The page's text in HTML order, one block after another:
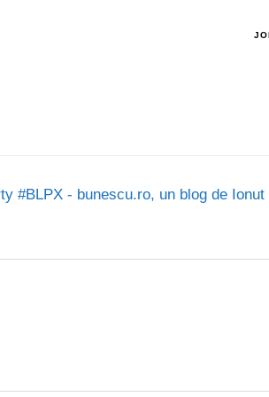
#BLPX - bunescu.ro, un blog de Ionut